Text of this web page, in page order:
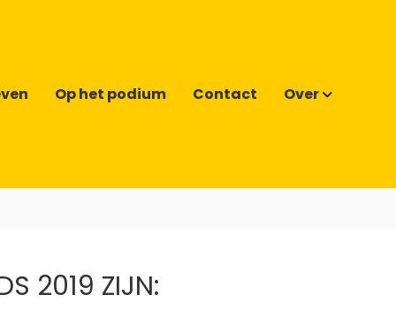
Op het podium Contact Over
2019 ZIJN: